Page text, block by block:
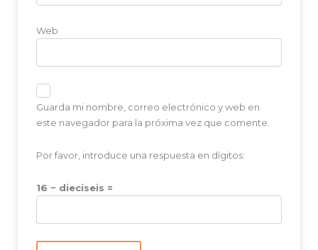
Web
Guarda mi nombre, correo electrónico y web en
este navegador para la próxima vez que comente.
Por favor, introduce una respuesta en dígitos:
16 − dieciseis =